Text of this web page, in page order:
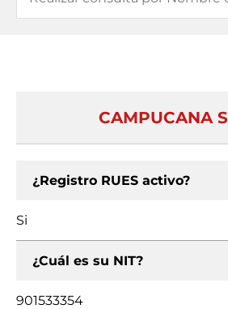
CAMPUCANA
¿Registro RUES activo?
Si
¿Cuál es su NIT?
901533354